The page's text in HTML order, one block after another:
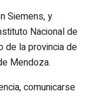
Siemens, y
Nacional de
de la provincia de
Mendoza.
comunicarse